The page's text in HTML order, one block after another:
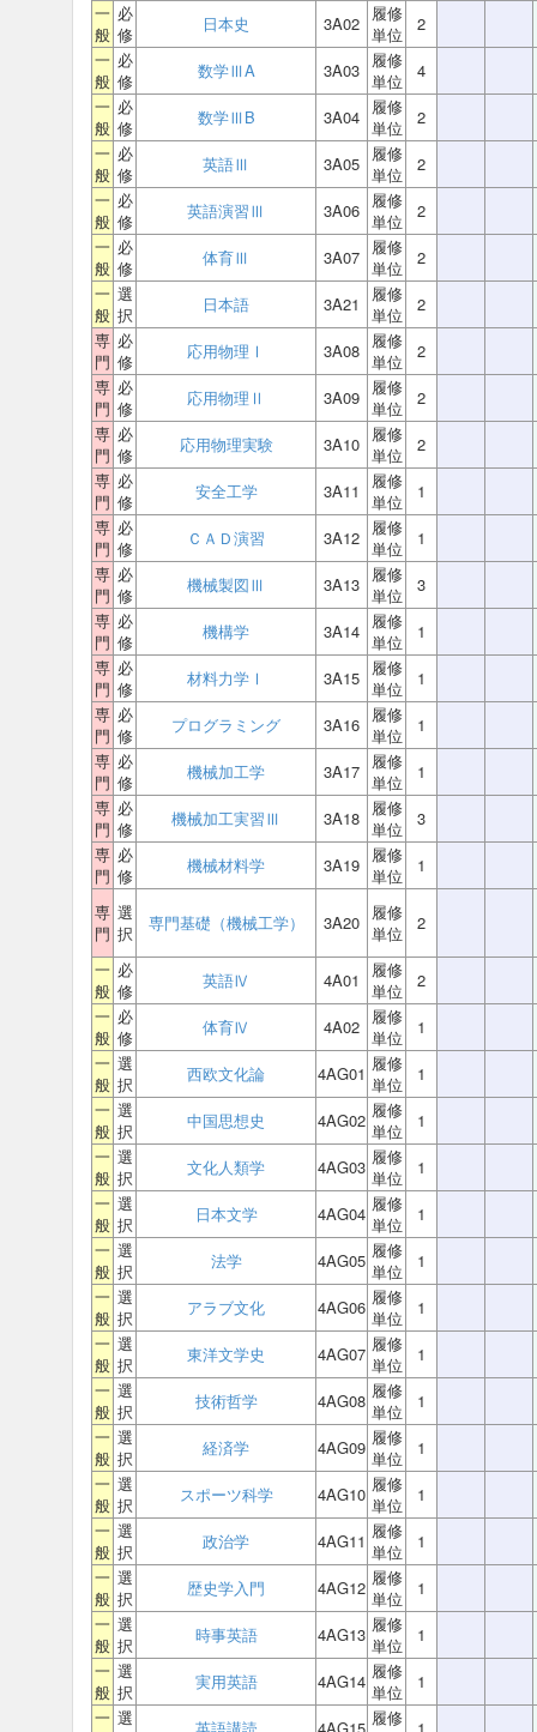
一
般
必
修
日本史 3A02 履修
単位
2
一
般
必
修
数学ⅢA 3A03 履修
単位
4
一
般
必
修
数学ⅢB 3A04 履修
単位
2
一
般
必
修
英語Ⅲ 3A05 履修
単位
2
一
般
必
修
英語演習Ⅲ 3A06 履修
単位
2
一
般
必
修
体育Ⅲ 3A07 履修
単位
2
一
般
選
択
日本語 3A21
履修
単位
2
専
門
必
修
応用物理Ⅰ 3A08 履修
単位
2
専
門
必
修
応用物理Ⅱ 3A09 履修
単位
2
専
門
必
修
応用物理実験 3A10 履修
単位
2
専
門
必
修
安全工学 3A11
履修
単位
1
専
門
必
修
ＣＡＤ演習 3A12 履修
単位
1
専
門
必
修
機械製図Ⅲ 3A13 履修
単位
3
専
門
必
修
機構学 3A14 履修
単位
1
専
門
必
修
材料力学Ⅰ 3A15 履修
単位
1
専
門
必
修
プログラミング 3A16 履修
単位
1
専
門
必
修
機械加工学 3A17 履修
単位
1
専
門
必
修
機械加工実習Ⅲ 3A18 履修
単位
3
専
門
必
修
機械材料学 3A19 履修
単位
1
専
門
選
択
専門基礎（機械工学） 3A20 履修
単位
2
一
般
必
修
英語Ⅳ 4A01
履修
単位
2
一
般
必
修
体育Ⅳ 4A02 履修
単位
1
一
般
選
択
西欧文化論 4AG01 履修
単位
1
一
般
選
択
中国思想史 4AG02 履修
単位
1
一
般
選
択
文化人類学 4AG03 履修
単位
1
一
般
選
択
日本文学 4AG04 履修
単位
1
一
般
選
択
法学 4AG05 履修
単位
1
一
般
選
択
アラブ文化 4AG06 履修
単位
1
一
般
選
択
東洋文学史 4AG07 履修
単位
1
一
般
選
択
技術哲学 4AG08 履修
単位
1
一
般
選
択
経済学 4AG09 履修
単位
1
一
般
選
択
スポーツ科学 4AG10 履修
単位
1
一
般
選
択
政治学 4AG11 履修
単位
1
一
般
選
択
歴史学入門 4AG12 履修
単位
1
一
般
選
択
時事英語 4AG13 履修
単位
1
一
般
選
択
実用英語 4AG14 履修
単位
1
一 選
履修